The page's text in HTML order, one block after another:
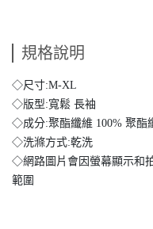
規格說明
◇尺寸:M-XL
◇版型:寬鬆 長袖
◇成分:聚酯纖維 100% 聚酯
◇洗滌方式:乾洗
◇網路圖片會因螢幕顯示和
範圍